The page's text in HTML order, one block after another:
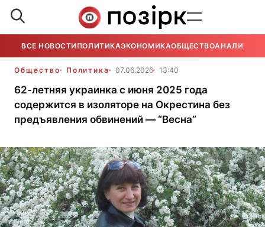
ВСЕ НОВОСТИ ПОЛИТИКАЭКОНОМИКАОБЩЕСТВОАНАЛИТИКА
Общество Политика 07.06.2026 13:40
62-летняя украинка с июня 2025 года
содержится в изоляторе на Окрестина без
предъявления обвинений — “Весна”